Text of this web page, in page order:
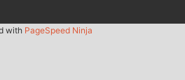
with PageSpeed Ninja